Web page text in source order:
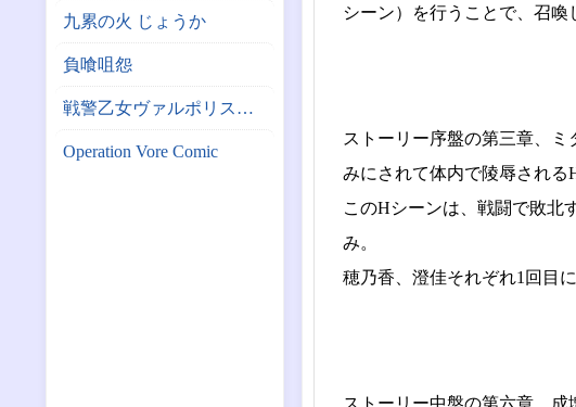
九累の火 じょうか
負喰咀怨
戦警乙女ヴァルポリス（仮）
Operation Vore Comic
シーン）を行うことで、召喚
ストーリー序盤の第三章、ミ
みにされて体内で陵辱される
このHシーンは、戦闘で敗北
み。
穂乃香、澄佳それぞれ1回目
ストーリー中盤の第六章、